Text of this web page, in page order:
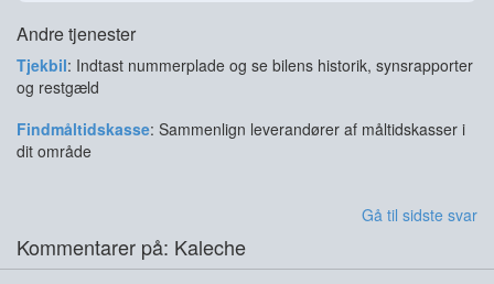
Andre tjenester
Tjekbil: Indtast nummerplade og se bilens historik, synsrapporter
og restgæld
Findmåltidskasse: Sammenlign leverandører af måltidskasser i
dit område
Gå til sidste svar
Kommentarer på: Kaleche